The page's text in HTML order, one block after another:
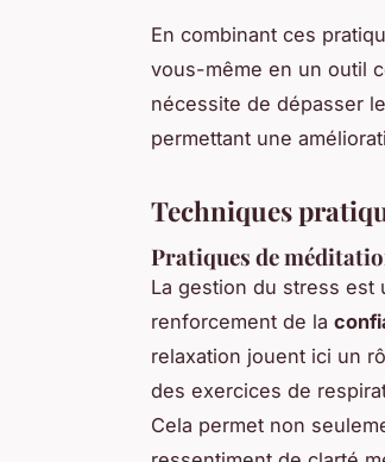
En combinant ces
vous-même en un outil
nécessite de dépasser
permettant une
Techniques
Pratiques de
La gestion du stress est
renforcement de la
relaxation jouent ici un
des exercices de
Cela permet non